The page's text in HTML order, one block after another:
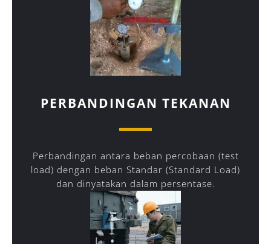
PERBANDINGAN TEKANAN
Perbandingan antara beban percobaan (test
load) dengan beban Standar (Standard Load)
dan dinyatakan dalam persentase.